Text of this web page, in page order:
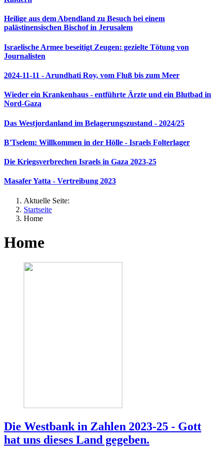
Heilige aus dem Abendland zu Besuch bei einem
palästinensischen Bischof in Jerusalem
Israelische Armee beseitigt Zeugen: gezielte Tötung von
Journalisten
2024-11-11 - Arundhati Roy, vom Fluß bis zum Meer
Wieder ein Krankenhaus - entführte Ärzte und ein Blutbad in
Nord-Gaza
Das Westjordanland im Belagerungszustand - 2024/25
B'Tselem: Willkommen in der Hölle - Israels Folterlager
Die Kriegsverbrechen Israels in Gaza 2023-25
Masafer Yatta - Vertreibung 2023
Aktuelle Seite:
Startseite
Home
Home
Die Westbank in Zahlen 2023-25 - Gott
hat uns dieses Land gegeben.